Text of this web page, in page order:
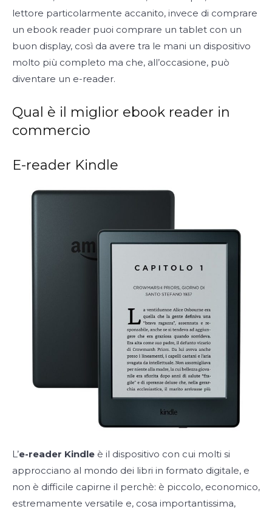
lettore particolarmente accanito, invece di comprare
un ebook reader puoi comprare un tablet con un
buon display, così da avere tra le mani un dispositivo
molto più completo ma che, all’occasione, può
diventare un e-reader.
Qual è il miglior ebook reader in
commercio
E-reader Kindle
L’e-reader Kindle è il dispositivo con cui molti si
approcciano al mondo dei libri in formato digitale, e
non è difficile capirne il perchè: è piccolo, economico,
estremamente versatile e, cosa importantissima,